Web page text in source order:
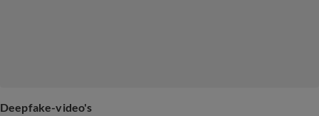
Deepfake-video's